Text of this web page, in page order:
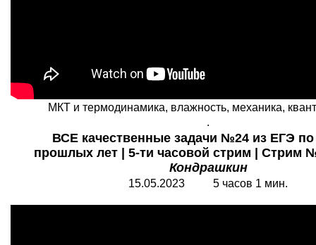
МКТ и термодинамика, влажность, механика,
.
ВСЕ качественные задачи №24 из ЕГЭ
прошлых лет | 5-ти часовой стрим | Стрим
Кондрашкин
15.05.2023 5 часов 1 мин.